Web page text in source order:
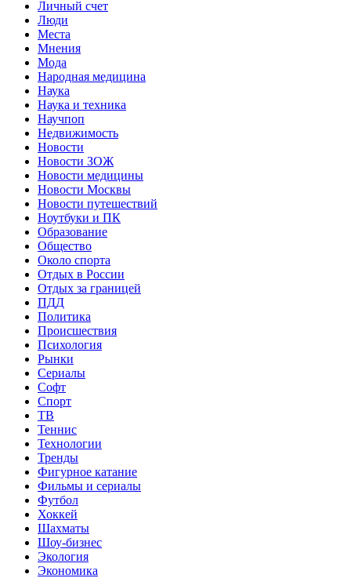
Личный счет
Люди
Места
Мнения
Мода
Народная медицина
Наука
Наука и техника
Научпоп
Недвижимость
Новости
Новости ЗОЖ
Новости медицины
Новости Москвы
Новости путешествий
Ноутбуки и ПК
Образование
Общество
Около спорта
Отдых в России
Отдых за границей
ПДД
Политика
Происшествия
Психология
Рынки
Сериалы
Софт
Спорт
ТВ
Теннис
Технологии
Тренды
Фигурное катание
Фильмы и сериалы
Футбол
Хоккей
Шахматы
Шоу-бизнес
Экология
Экономика